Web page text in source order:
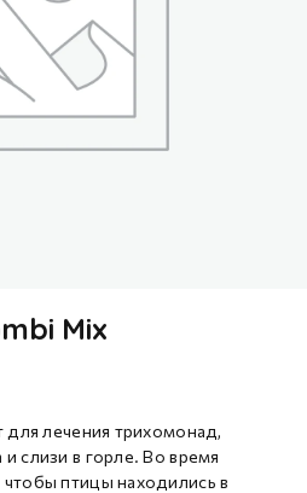
Mix
для лечения трихомонад,
слизи в горле. Во время
птицы находились в